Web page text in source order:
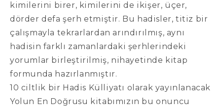
kimilerini birer, kimilerini de ikişer, üçer,
dörder defa şerh etmiştir. Bu hadisler, titiz bir
çalışmayla tekrarlardan arındırılmış, aynı
hadisin farklı zamanlardaki şerhlerindeki
yorumlar birleştirilmiş, nihayetinde kitap
formunda hazırlanmıştır.
10 ciltlik bir Hadis Külliyatı olarak yayınlanacak
Yolun En Doğrusu kitabımızın bu onuncu